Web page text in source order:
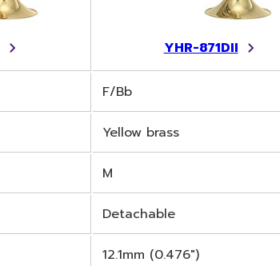
YHR-871DII
F/Bb
Yellow brass
M
Detachable
12.1mm (0.476")